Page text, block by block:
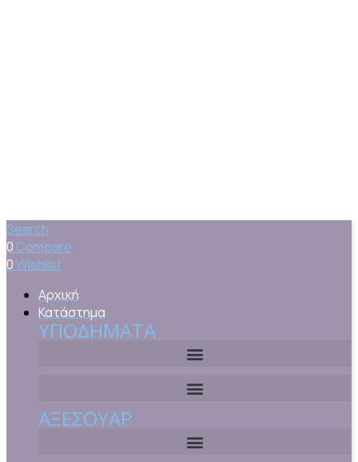
Search
0 Compare
0Wishlist
Αρχική
Κατάστημα
ΥΠΟΔΉΜΑΤΑ
ΑΞΕΣΟΥΆΡ